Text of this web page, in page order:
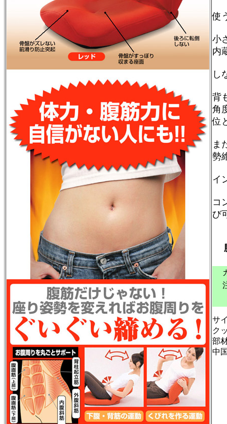
使
小
内
し
背
角
位
ま
勢
イ
コ
び
サ
ク
部
中